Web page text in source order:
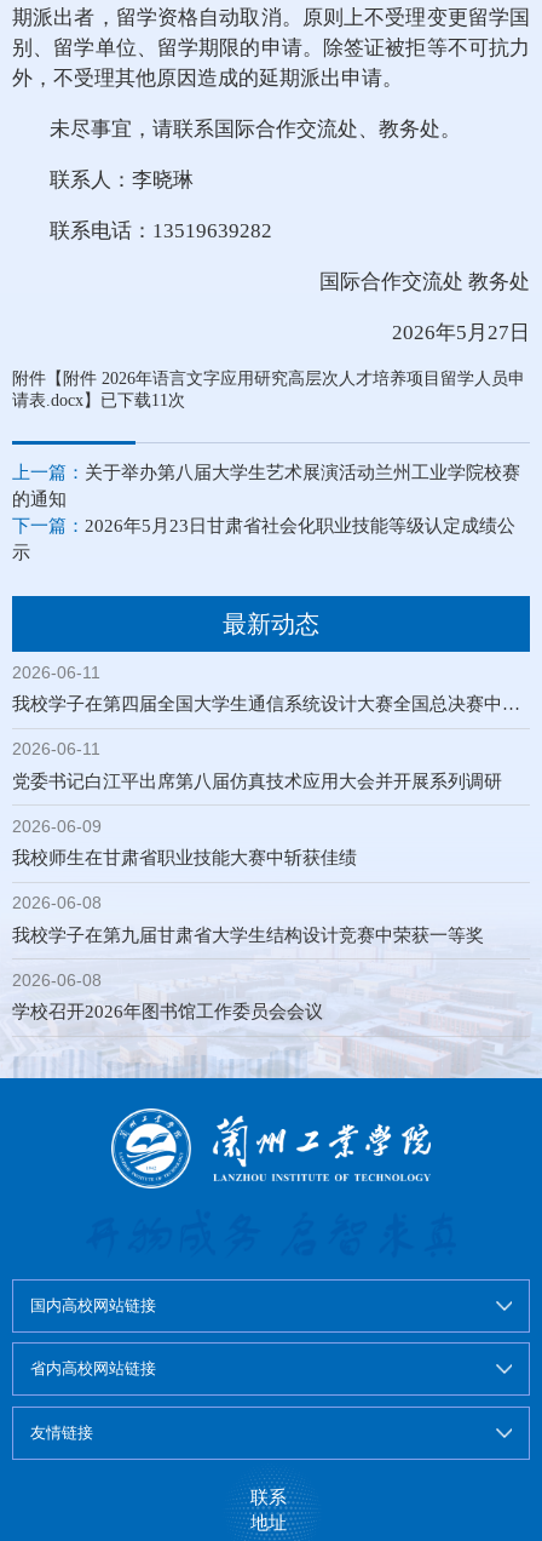
期派出者，留学资格自动取消。原则上不受理变更留学国
别、留学单位、留学期限的申请。除签证被拒等不可抗力
外，不受理其他原因造成的延期派出申请。
未尽事宜，请联系国际合作交流处、教务处。
联系人：李晓琳
联系电话：13519639282
国际合作交流处 教务处
2026年5月27日
附件【 附件 2026年语言文字应用研究高层次人才培养项目留学人员申
请表.docx】已下载11 次
上一篇： 关于举办第八届大学生艺术展演活动兰州工业学院校赛
的通知
下一篇： 2026年5月23日甘肃省社会化职业技能等级认定成绩公
示
最新动态
2026-06-11
我校学子在第四届全国大学生通信系统设计大赛全国总决赛中喜获佳绩
2026-06-11
党委书记白江平出席第八届仿真技术应用大会并开展系列调研
2026-06-09
我校师生在甘肃省职业技能大赛中斩获佳绩
2026-06-08
我校学子在第九届甘肃省大学生结构设计竞赛中荣获一等奖
2026-06-08
学校召开2026年图书馆工作委员会会议
国内高校网站链接
省内高校网站链接
友情链接
联系
地址